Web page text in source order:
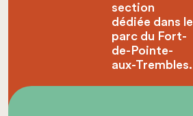
section
dédiée dans le
parc du Fort-
de-Pointe-
aux-Trembles.